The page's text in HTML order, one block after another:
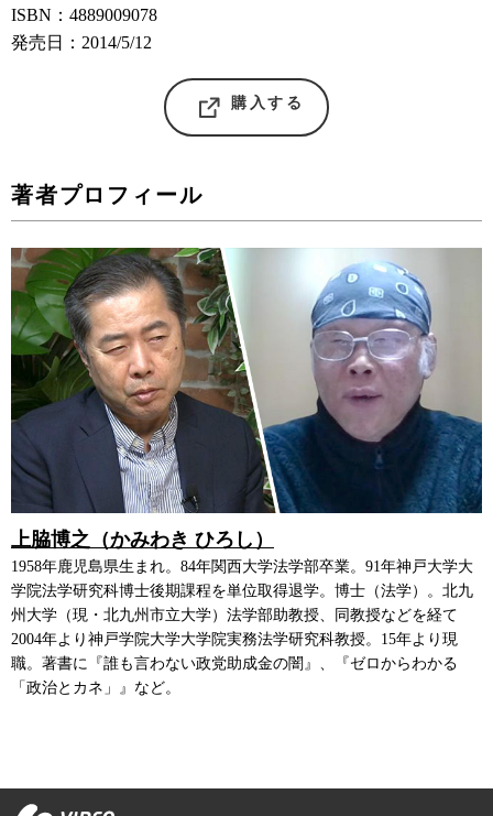
ISBN：4889009078
発売日：2014/5/12
購入する
著者プロフィール
上脇博之（かみわき ひろし）
1958年鹿児島県生まれ。84年関西大学法学部卒業。91年神戸大学大
学院法学研究科博士後期課程を単位取得退学。博士（法学）。北九
州大学（現・北九州市立大学）法学部助教授、同教授などを経て
2004年より神戸学院大学大学院実務法学研究科教授。15年より現
職。著書に『誰も言わない政党助成金の闇』、『ゼロからわかる
「政治とカネ」』など。